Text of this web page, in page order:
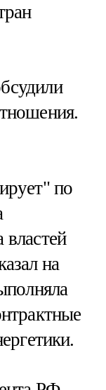
по
властей
на